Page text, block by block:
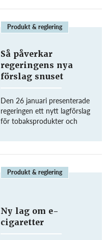
Produkt & reglering
Så påverkar
regeringens nya
förslag snuset
Den 26 januari presenterade
regeringen ett nytt lagförslag
för tobaksprodukter och
användningen av tobak. Lagen
föreslås träda i kraft den 1
föreslår bland annat...
Produkt & reglering
Ny lag om e-
cigaretter